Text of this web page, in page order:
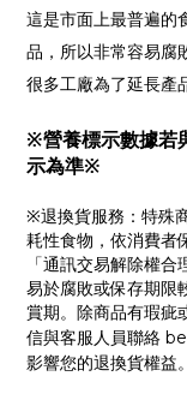
這是市面上最普遍的
品，所以非常容易腐
很多工廠為了延長產
※營養標示數據若
示為準※
※退換貨服務：特殊
耗性食物，依消費者
「通訊交易解除權合
易於腐敗或保存期限
賞期。除商品有瑕疵
信與客服人員聯絡
影響您的退換貨權益。